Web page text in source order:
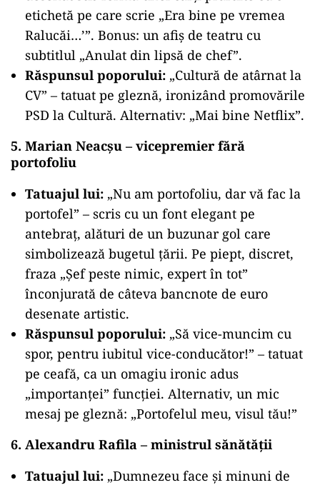
etichetă pe care scrie „Era bine pe vremea
Ralucăi…’”. Bonus: un afiș de teatru cu
subtitlul „Anulat din lipsă de chef”.
Răspunsul poporului: „Cultură de atârnat la
CV” – tatuat pe gleznă, ironizând promovările
PSD la Cultură. Alternativ: „Mai bine Netflix”.
5. Marian Neacșu – vicepremier fără
portofoliu
Tatuajul lui: „Nu am portofoliu, dar vă fac la
portofel” – scris cu un font elegant pe
antebraț, alături de un buzunar gol care
simbolizează bugetul țării. Pe piept, discret,
fraza „Șef peste nimic, expert în tot”
înconjurată de câteva bancnote de euro
desenate artistic.
Răspunsul poporului: „Să vice-muncim cu
spor, pentru iubitul vice-conducător!” – tatuat
pe ceafă, ca un omagiu ironic adus
„importanței” funcției. Alternativ, un mic
mesaj pe gleznă: „Portofelul meu, visul tău!”
6. Alexandru Rafila – ministrul sănătății
Tatuajul lui: „Dumnezeu face și minuni de